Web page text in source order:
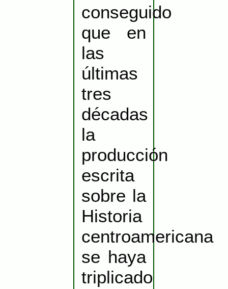
conseguido
que en
las
últimas
tres
décadas
la
producción
escrita
sobre la
Historia
centroamericana
se haya
triplicado